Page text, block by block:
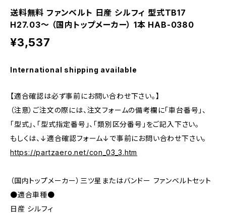
送料無料 ファンベルト 日産 シルフィ 型式TB17
H27.03～ （国内トップメーカー） 1本 HAB-0380
¥3,537
International shipping available
【適合確認は必ず事前にお問い合わせ下さい。】
（注意）ご注文の際には、注文フォームの備考欄に「車台番号」、
「型式」、「型式指定番号」、「類別区分番号」をご記入下さい。
もしくは、↓適合確認フォーム↓で事前にお問い合わせ下さい。
https://partzaero.net/con_03_3.htm
（国内トップメーカー）三ツ星またはバンドー ファンベルトセット
●適合車種●
日産 シルフィ